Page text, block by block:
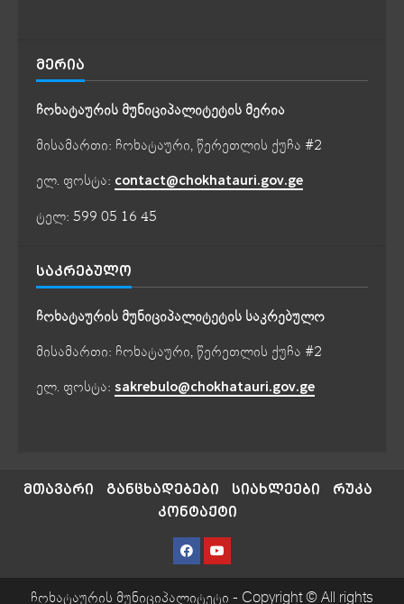
ᲛᲔᲠᲘᲐ
ჩოხატაურის მუნიციპალიტეტის მერია
მისამართი: ჩოხატაური, წერეთლის ქუჩა #2
ელ. ფოსტა: contact@chokhatauri.gov.ge
ტელ: 599 05 16 45
ᲡᲐᲙᲠᲔᲑᲣᲚᲝ
ჩოხატაურის მუნიციპალიტეტის საკრებულო
მისამართი: ჩოხატაური, წერეთლის ქუჩა #2
ელ. ფოსტა: sakrebulo@chokhatauri.gov.ge
მთავარი განცხადებები სიახლეები
რუკა
კონტაქტი
ჩოხატაურის მუნიციპალიტეტი - Copyright © All rights